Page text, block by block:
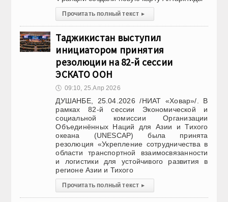
Прочитать полный текст ▸
Таджикистан выступил
инициатором принятия
резолюции на 82-й сессии
ЭСКАТО ООН
🕔 09:10, 25.Апр 2026
ДУШАНБЕ, 25.04.2026 /НИАТ «Ховар»/. В
рамках 82-й сессии Экономической и
социальной комиссии Организации
Объединённых Наций для Азии и Тихого
океана (UNESCAP) была принята
резолюция «Укрепление сотрудничества в
области транспортной взаимосвязанности
и логистики для устойчивого развития в
регионе Азии и Тихого
Прочитать полный текст ▸